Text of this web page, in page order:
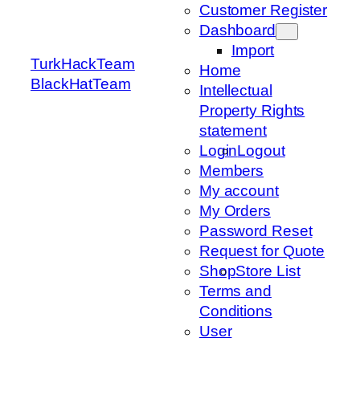
TurkHackTeam
BlackHatTeam
Customer Register
Dashboard
Import
Home
Intellectual
Property Rights
statement
LoginLogout
Members
My account
My Orders
Password Reset
Request for Quote
ShopStore List
Terms and
Conditions
User